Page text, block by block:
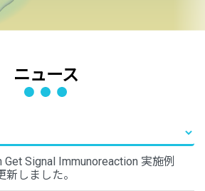
ニュース
Get Signal Immunoreaction 実施例
新しました。